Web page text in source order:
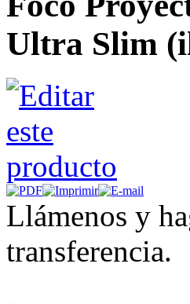
Ultra Slim
Llámenos y
transferencia.